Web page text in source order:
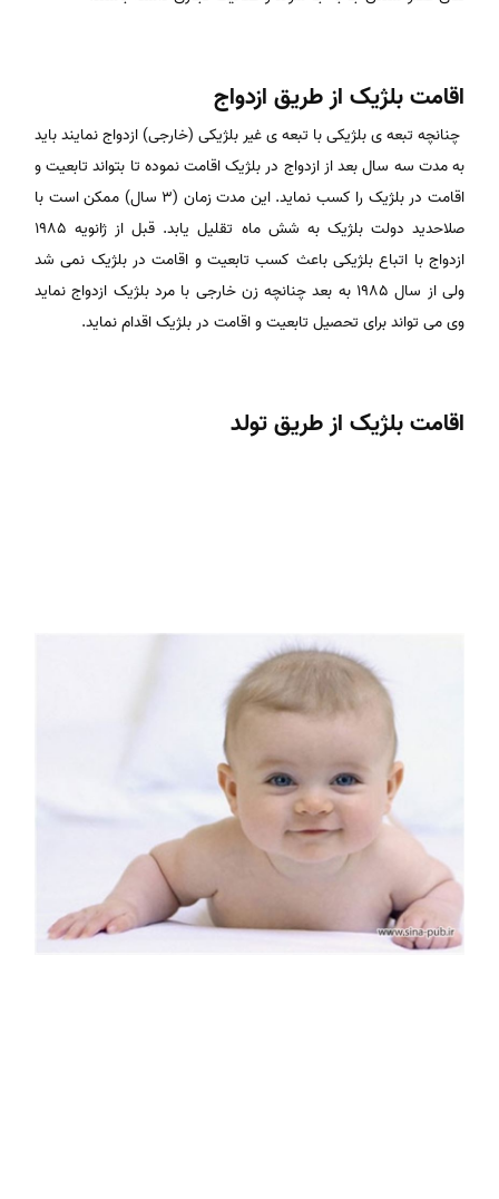
اقامت بلژیک از طریق ازدواج
چنانچه تبعه ی بلژیکی با تبعه ی غیر بلژیکی (خارجی) ازدواج نمایند باید
به مدت سه سال بعد از ازدواج در بلژیک اقامت نموده تا بتواند تابعیت و
اقامت در بلژیک را کسب نماید. این مدت زمان (3 سال) ممکن است با
صلاحدید دولت بلژیک به شش ماه تقلیل یابد. قبل از ژانویه 1985
ازدواج با اتباع بلژیکی باعث کسب تابعیت و اقامت در بلژیک نمی شد
ولی از سال 1985 به بعد چنانچه زن خارجی با مرد بلژیک ازدواج نماید
وی می تواند برای تحصیل تابعیت و اقامت در بلژیک اقدام نماید.
اقامت بلژیک از طریق تولد